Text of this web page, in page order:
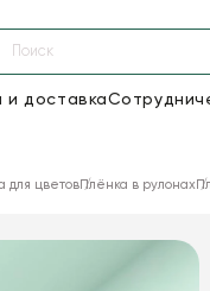
и доставка
для цветовПлёнка в рулонах